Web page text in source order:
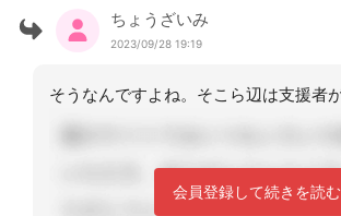
ちょうざいみ
2023/09/28 19:19
会員登録して続きを読む